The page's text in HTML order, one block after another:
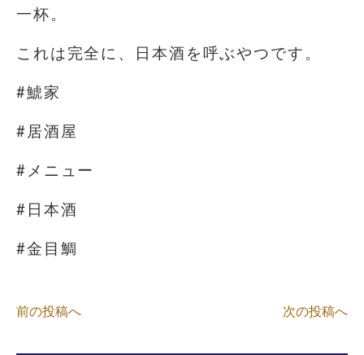
一杯。
これは完全に、日本酒を呼ぶやつです。
#鯱家
#居酒屋
#メニュー
#日本酒
#金目鯛
前の投稿へ 次の投稿へ